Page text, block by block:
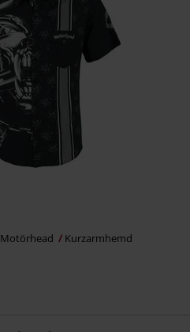
Motörhead Kurzarmhemd